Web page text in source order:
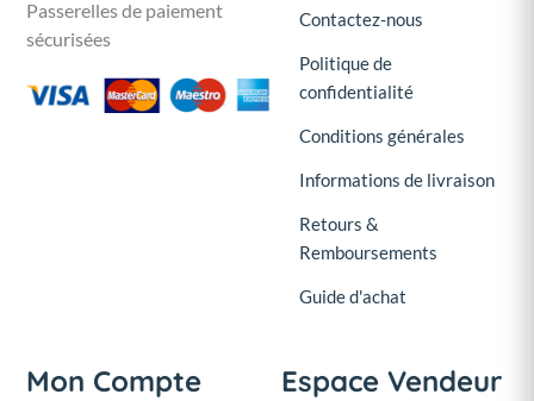
Passerelles de paiement
sécurisées
Contactez-nous
Politique de
confidentialité
Conditions générales
Informations de livraison
Retours &
Remboursements
Guide d'achat
Mon Compte Espace Vendeur